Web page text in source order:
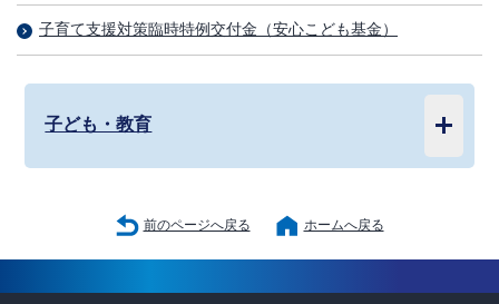
子育て支援対策臨時特例交付金（安心こども基金）
子ども・教育
前のページへ戻る ホームへ戻る